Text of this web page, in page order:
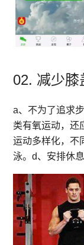
02. 减少膝
a、不为了追求
类有氧运动，还
运动多样化，不
泳。d、安排休